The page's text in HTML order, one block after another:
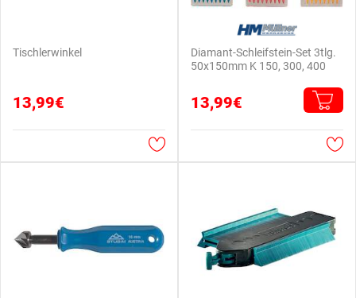
Tischlerwinkel
13,99€
Diamant-Schleifstein-Set 3tlg.
50x150mm K 150, 300, 400
13,99€